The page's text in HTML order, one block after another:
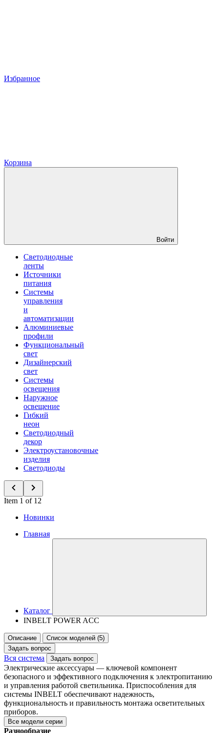
Избранное
Корзина
Войти
Светодиодные
ленты
Источники
питания
Системы
управления
и
автоматизации
Алюминиевые
профили
Функциональный
свет
Дизайнерский
свет
Системы
освещения
Наружное
освещение
Гибкий
неон
Светодиодный
декор
Электроустановочные
изделия
Светодиоды
Item 1 of 12
Новинки
Главная
Каталог
INBELT POWER ACC
Описание
Список моделей (5)
Задать вопрос
Вся система Задать вопрос
Электрические аксессуары — ключевой компонент
безопасного и эффективного подключения к электропитанию
и управления работой светильника. Приспособления для
системы INBELT обеспечивают надежность,
функциональность и правильность монтажа осветительных
приборов.
Все модели серии
Разнообразие